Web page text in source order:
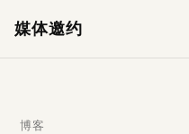
媒体邀约
博客